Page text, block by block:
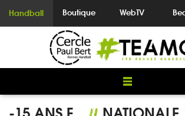
Handball Boutique WebTV